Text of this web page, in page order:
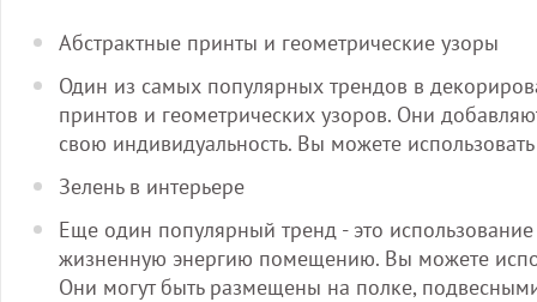
Абстрактные принты и геометрические узоры
Один из самых популярных трендов в
принтов и геометрических узоров. Они
свою индивидуальность. Вы можете
Зелень в интерьере
Еще один популярный тренд - это
жизненную энергию помещению. Вы можете
Они могут быть размещены на полке,